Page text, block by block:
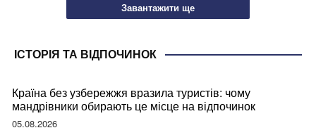
Завантажити ще
ІСТОРІЯ ТА ВІДПОЧИНОК
Країна без узбережжя вразила туристів: чому
мандрівники обирають це місце на відпочинок
05.08.2026